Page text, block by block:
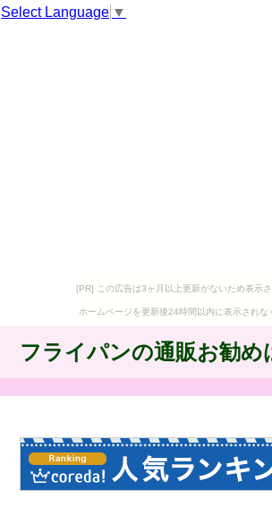
Select Language ▼
[PR] この広告は3ヶ月以上更新がないため表示さ
ホームページを更新後24時間以内に表示されな
フライパンの通販お勧め